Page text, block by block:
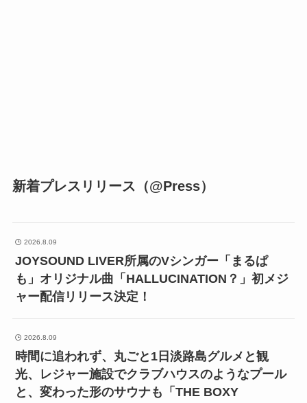
新着プレスリリース（@Press）
2026.8.09
JOYSOUND LIVER所属のVシンガー「まるぱ
も」オリジナル曲「HALLUCINATION？」初メジ
ャー配信リリース決定！
2026.8.09
時間に追われず、丸ごと1日淡路島グルメと観
光、レジャー施設でクラブハウスのようなプール
と、変わった形のサウナも「THE BOXY